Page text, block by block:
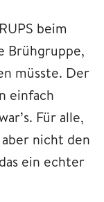
beim
Brühgruppe,
müsste. Der
einfach
Für alle,
nicht den
ein echter